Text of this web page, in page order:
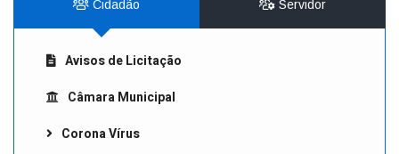
Cidadão Servidor
Avisos de Licitação
Câmara Municipal
Corona Vírus